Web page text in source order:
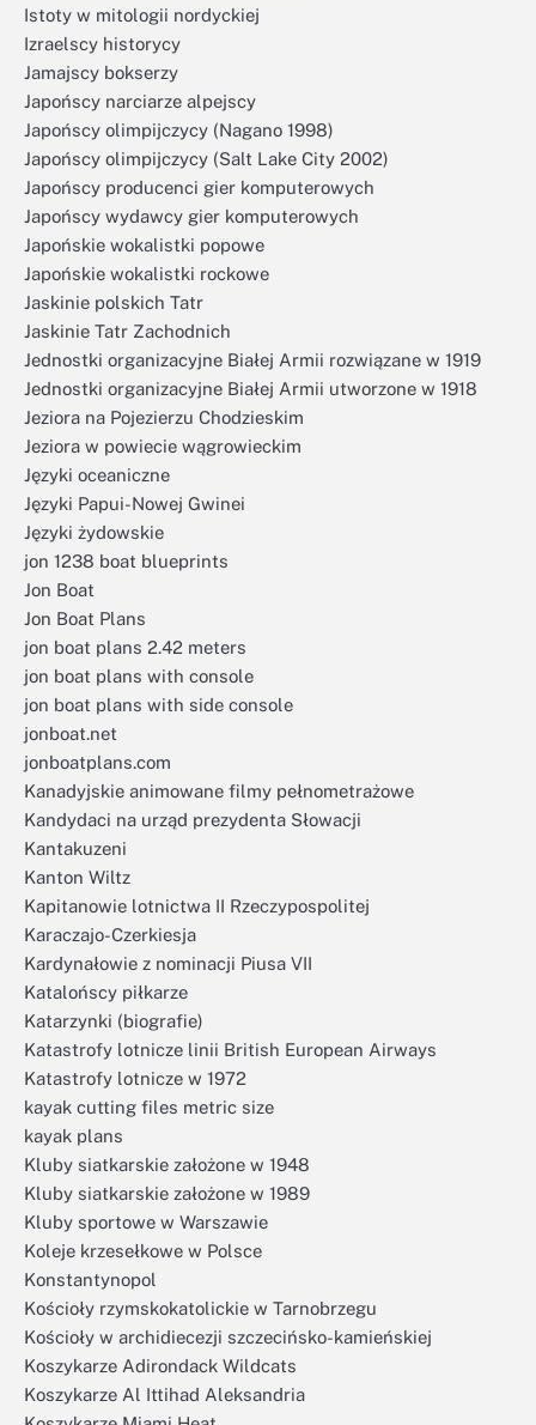
Istoty w mitologii nordyckiej
Izraelscy historycy
Jamajscy bokserzy
Japońscy narciarze alpejscy
Japońscy olimpijczycy (Nagano 1998)
Japońscy olimpijczycy (Salt Lake City 2002)
Japońscy producenci gier komputerowych
Japońscy wydawcy gier komputerowych
Japońskie wokalistki popowe
Japońskie wokalistki rockowe
Jaskinie polskich Tatr
Jaskinie Tatr Zachodnich
Jednostki organizacyjne Białej Armii rozwiązane w 1919
Jednostki organizacyjne Białej Armii utworzone w 1918
Jeziora na Pojezierzu Chodzieskim
Jeziora w powiecie wągrowieckim
Języki oceaniczne
Języki Papui-Nowej Gwinei
Języki żydowskie
jon 1238 boat blueprints
Jon Boat
Jon Boat Plans
jon boat plans 2.42 meters
jon boat plans with console
jon boat plans with side console
jonboat.net
jonboatplans.com
Kanadyjskie animowane filmy pełnometrażowe
Kandydaci na urząd prezydenta Słowacji
Kantakuzeni
Kanton Wiltz
Kapitanowie lotnictwa II Rzeczypospolitej
Karaczajo-Czerkiesja
Kardynałowie z nominacji Piusa VII
Katalońscy piłkarze
Katarzynki (biografie)
Katastrofy lotnicze linii British European Airways
Katastrofy lotnicze w 1972
kayak cutting files metric size
kayak plans
Kluby siatkarskie założone w 1948
Kluby siatkarskie założone w 1989
Kluby sportowe w Warszawie
Koleje krzesełkowe w Polsce
Konstantynopol
Kościoły rzymskokatolickie w Tarnobrzegu
Kościoły w archidiecezji szczecińsko-kamieńskiej
Koszykarze Adirondack Wildcats
Koszykarze Al Ittihad Aleksandria